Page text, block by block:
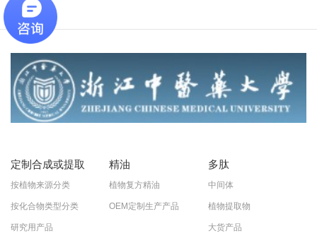
定制合成或提取
按植物来源分类
按化合物类型分类
研究用产品
精油
植物复方精油
OEM定制生产产品
多肽
中间体
植物提取物
大货产品